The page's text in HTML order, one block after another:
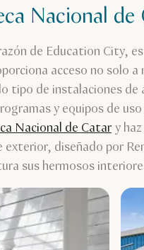
Nacional de
de Education City,
acceso no solo a
tipo de instalaciones de
y equipos de
Nacional de Catar y
exterior, diseñado por
sus hermosos